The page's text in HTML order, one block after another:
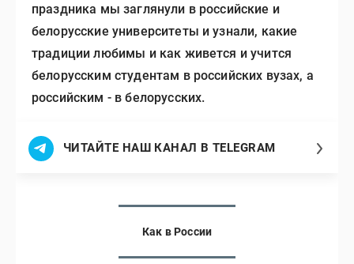
праздника мы заглянули в российские и
белорусские университеты и узнали, какие
традиции любимы и как живется и учится
белорусским студентам в российских вузах, а
российским - в белорусских.
ЧИТАЙТЕ НАШ КАНАЛ В TELEGRAM
Как в России